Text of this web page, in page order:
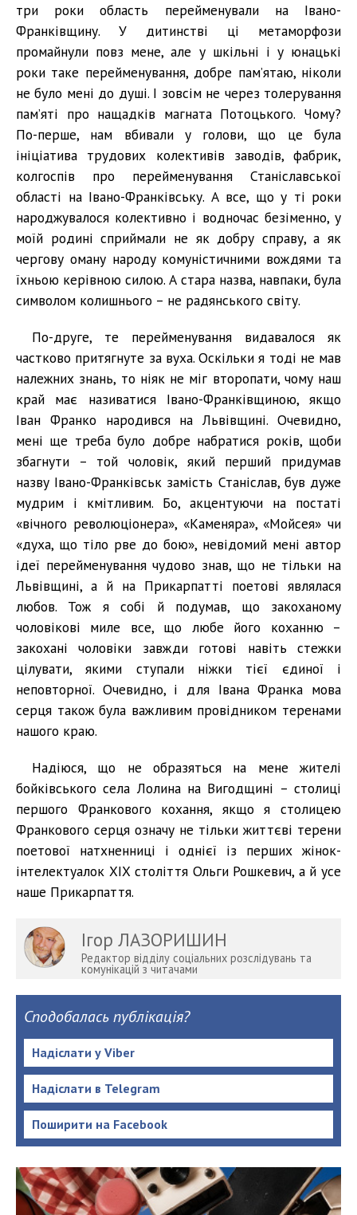
три роки область перейменували на Івано-
Франківщину. У дитинстві ці метаморфози
промайнули повз мене, але у шкільні і у юнацькі
роки таке перейменування, добре пам’ятаю, ніколи
не було мені до душі. І зовсім не через толерування
пам’яті про нащадків магната Потоцького. Чому?
По-перше, нам вбивали у голови, що це була
ініціатива трудових колективів заводів, фабрик,
колгоспів про перейменування Станіславської
області на Івано-Франківську. А все, що у ті роки
народжувалося колективно і водночас безіменно, у
моїй родині сприймали не як добру справу, а як
чергову оману народу комуністичними вождями та
їхньою керівною силою. А стара назва, навпаки, була
символом колишнього – не радянського світу.
По-друге, те перейменування видавалося як
частково притягнуте за вуха. Оскільки я тоді не мав
належних знань, то ніяк не міг второпати, чому наш
край має називатися Івано-Франківщиною, якщо
Іван Франко народився на Львівщині. Очевидно,
мені ще треба було добре набратися років, щоби
збагнути – той чоловік, який перший придумав
назву Івано-Франківськ замість Станіслав, був дуже
мудрим і кмітливим. Бо, акцентуючи на постаті
«вічного революціонера», «Каменяра», «Мойсея» чи
«духа, що тіло рве до бою», невідомий мені автор
ідеї перейменування чудово знав, що не тільки на
Львівщині, а й на Прикарпатті поетові являлася
любов. Тож я собі й подумав, що закоханому
чоловікові миле все, що любе його коханню –
закохані чоловіки завжди готові навіть стежки
цілувати, якими ступали ніжки тієї єдиної і
неповторної. Очевидно, і для Івана Франка мова
серця також була важливим провідником теренами
нашого краю.
Надіюся, що не образяться на мене жителі
бойківського села Лолина на Вигодщині – столиці
першого Франкового кохання, якщо я столицею
Франкового серця означу не тільки життєві терени
поетової натхненниці і однієї із перших жінок-
інтелектуалок ХІХ століття Ольги Рошкевич, а й усе
наше Прикарпаття.
Ігор ЛАЗОРИШИН
Редактор відділу соціальних розслідувань та
комунікацій з читачами
Сподобалась публікація?
Надіслати у Viber
Надіслати в Telegram
Поширити на Facebook